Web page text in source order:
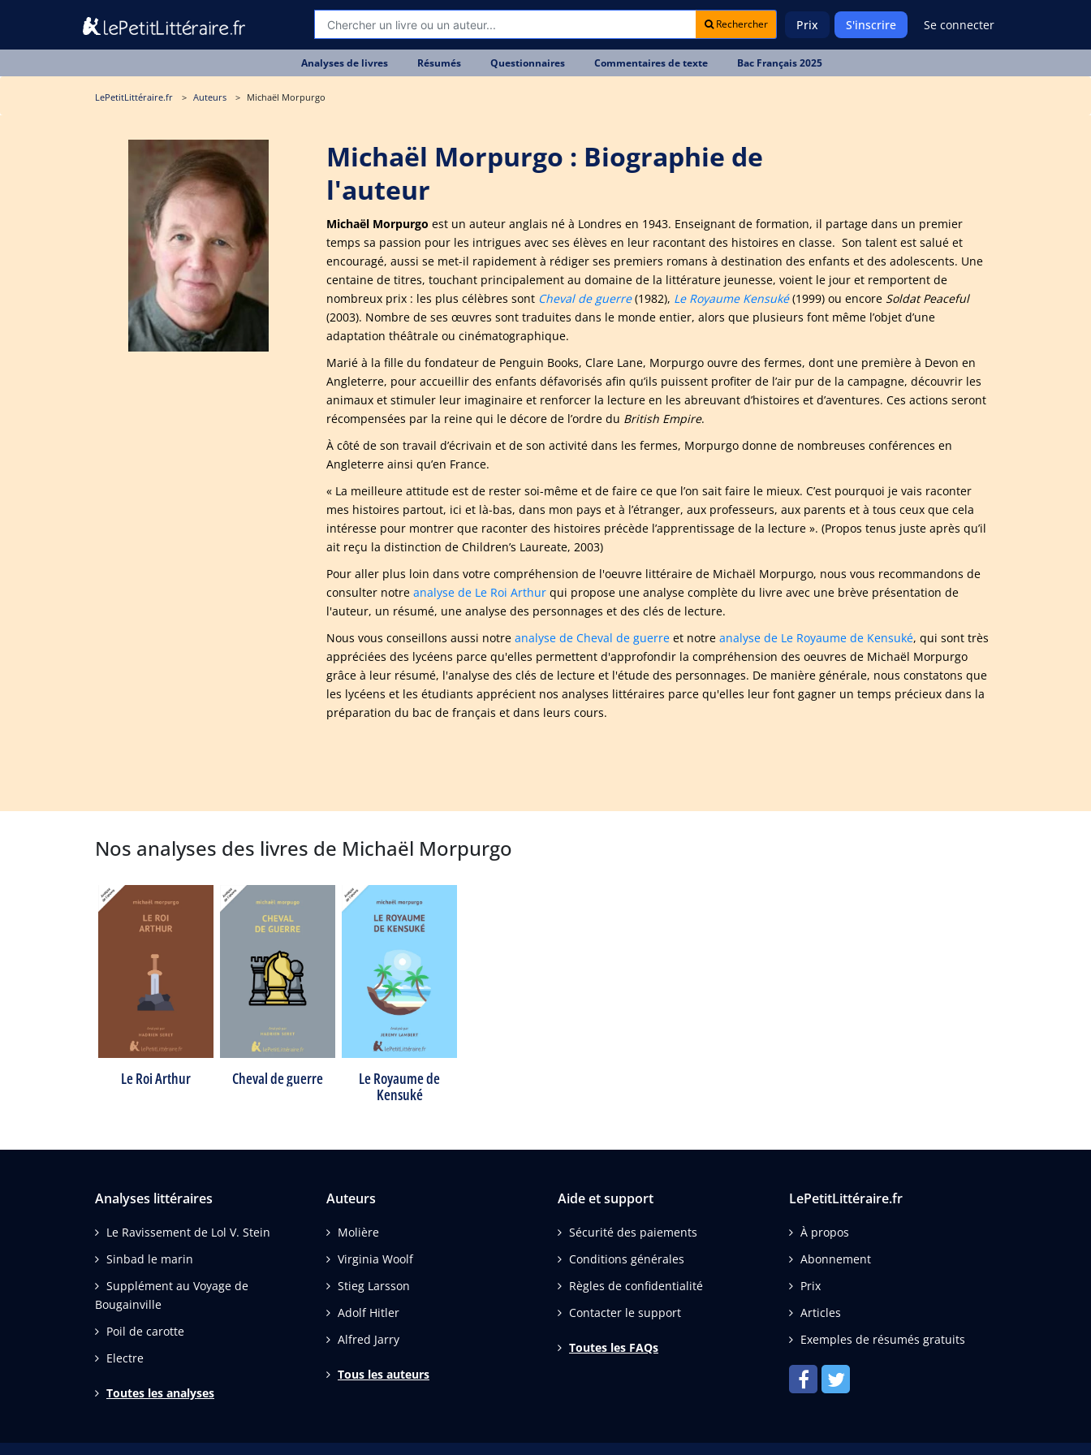
Rechercher Prix S'inscrire Se connecter
Analyses de livres Résumés Questionnaires Commentaires de texte Bac Français 2025
LePetitLittéraire.fr Auteurs Michaël Morpurgo
Michaël Morpurgo : Biographie de
l'auteur
Michaël Morpurgo est un auteur anglais né à Londres en 1943. Enseignant de formation, il partage dans un premier
temps sa passion pour les intrigues avec ses élèves en leur racontant des histoires en classe. Son talent est salué et
encouragé, aussi se met-il rapidement à rédiger ses premiers romans à destination des enfants et des adolescents. Une
centaine de titres, touchant principalement au domaine de la littérature jeunesse, voient le jour et remportent de
nombreux prix : les plus célèbres sont Cheval de guerre(1982), Le Royaume Kensuké(1999) ou encore Soldat Peaceful
(2003). Nombre de ses œuvres sont traduites dans le monde entier, alors que plusieurs font même l’objet d’une
adaptation théâtrale ou cinématographique.
Marié à la fille du fondateur de Penguin Books, Clare Lane, Morpurgo ouvre des fermes, dont une première à Devon en
Angleterre, pour accueillir des enfants défavorisés afin qu’ils puissent profiter de l’air pur de la campagne, découvrir les
animaux et stimuler leur imaginaire et renforcer la lecture en les abreuvant d’histoires et d’aventures. Ces actions seront
récompensées par la reine qui le décore de l’ordre du British Empire.
À côté de son travail d’écrivain et de son activité dans les fermes, Morpurgo donne de nombreuses conférences en
Angleterre ainsi qu’en France.
« La meilleure attitude est de rester soi-même et de faire ce que l’on sait faire le mieux. C’est pourquoi je vais raconter
mes histoires partout, ici et là-bas, dans mon pays et à l’étranger, aux professeurs, aux parents et à tous ceux que cela
intéresse pour montrer que raconter des histoires précède l’apprentissage de la lecture ». (Propos tenus juste après qu’il
ait reçu la distinction de Children’s Laureate, 2003)
Pour aller plus loin dans votre compréhension de l'oeuvre littéraire de Michaël Morpurgo, nous vous recommandons de
consulter notre analyse de Le Roi Arthur qui propose une analyse complète du livre avec une brève présentation de
l'auteur, un résumé, une analyse des personnages et des clés de lecture.
Nous vous conseillons aussi notre analyse de Cheval de guerre et notre analyse de Le Royaume de Kensuké, qui sont très
appréciées des lycéens parce qu'elles permettent d'approfondir la compréhension des oeuvres de Michaël Morpurgo
grâce à leur résumé, l'analyse des clés de lecture et l'étude des personnages. De manière générale, nous constatons que
les lycéens et les étudiants apprécient nos analyses littéraires parce qu'elles leur font gagner un temps précieux dans la
préparation du bac de français et dans leurs cours.
Nos analyses des livres de Michaël Morpurgo
Le Roi Arthur Cheval de guerre
Le Royaume de
Kensuké
Analyses littéraires
Le Ravissement de Lol V. Stein
Sinbad le marin
Supplément au Voyage de
Bougainville
Poil de carotte
Electre
Toutes les analyses
Auteurs
Molière
Virginia Woolf
Stieg Larsson
Adolf Hitler
Alfred Jarry
Tous les auteurs
Aide et support
Sécurité des paiements
Conditions générales
Règles de confidentialité
Contacter le support
Toutes les FAQs
LePetitLittéraire.fr
À propos
Abonnement
Prix
Articles
Exemples de résumés gratuits